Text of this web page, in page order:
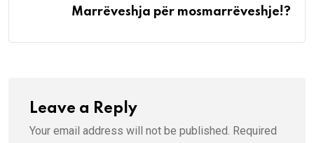
Marrëveshja për mosmarrëveshje!?
Leave a Reply
Your email address will not be published. Required